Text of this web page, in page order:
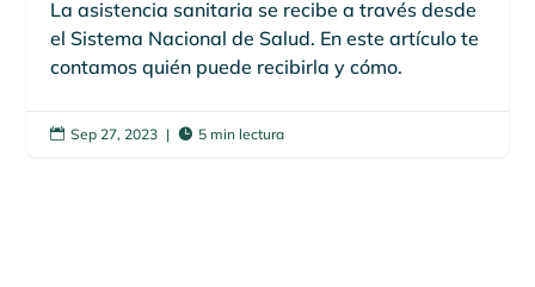
La asistencia sanitaria se recibe a través desde
el Sistema Nacional de Salud. En este artículo te
contamos quién puede recibirla y cómo.
 Sep 27, 2023 |  5 min lectura